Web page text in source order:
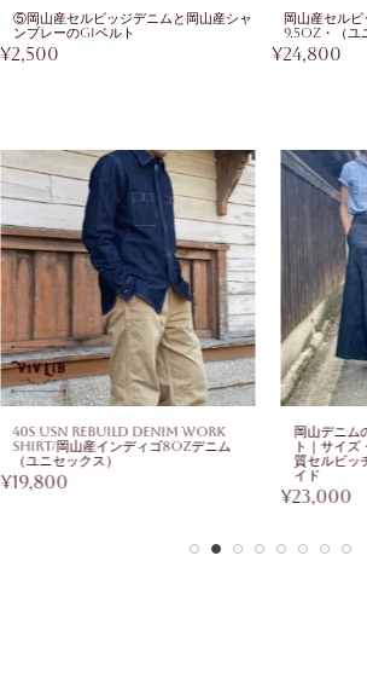
⑤岡山産セルビッジデニムと岡山産シャ
ンブレーのGIベルト
¥2,500
岡山産セルビ
9.5oz・（ユ
¥24,800
Denim Work
ディゴ8ozデニム
岡山デニムのバイカラーマキ
ト｜サイズ・デザインカスタ
質セルビッチデニムのゆるっ